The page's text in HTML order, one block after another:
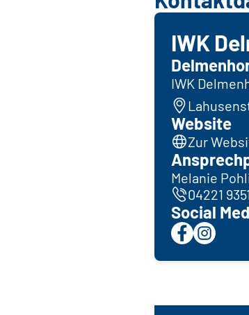
IWK
IWK
Website
Zur
Melanie
04221
Social